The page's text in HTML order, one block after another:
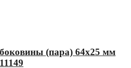
(пара) 64х25 мм